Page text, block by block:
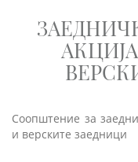
Соопштение за
и верските заедници